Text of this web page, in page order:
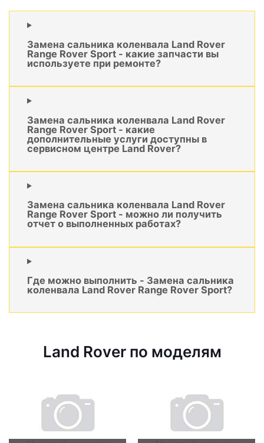
Замена сальника коленвала Land Rover
Range Rover Sport - какие запчасти вы
используете при ремонте?
Замена сальника коленвала Land Rover
Range Rover Sport - какие
дополнительные услуги доступны в
сервисном центре Land Rover?
Замена сальника коленвала Land Rover
Range Rover Sport - можно ли получить
отчет о выполненных работах?
Где можно выполнить - Замена сальника
коленвала Land Rover Range Rover Sport?
Land Rover по моделям